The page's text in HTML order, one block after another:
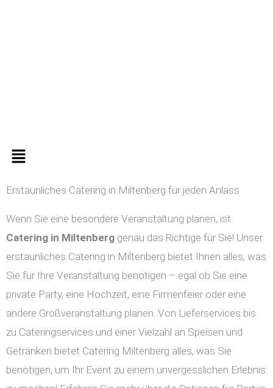
Menü
Erstaunliches Catering in Miltenberg für jeden Anlass
Wenn Sie eine besondere Veranstaltung planen, ist
Catering in Miltenberg genau das Richtige für Sie! Unser
erstaunliches Catering in Miltenberg bietet Ihnen alles, was
Sie für Ihre Veranstaltung benötigen – egal ob Sie eine
private Party, eine Hochzeit, eine Firmenfeier oder eine
andere Großveranstaltung planen. Von Lieferservices bis
zu Cateringservices und einer Vielzahl an Speisen und
Getränken bietet Catering Miltenberg alles, was Sie
benötigen, um Ihr Event zu einem unvergesslichen Erlebnis